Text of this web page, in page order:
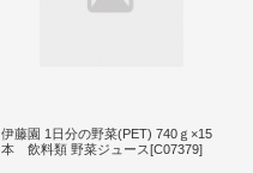
伊藤園 1日分の野菜(PET) 740ｇ×15
本 飲料類 野菜ジュース[C07379]